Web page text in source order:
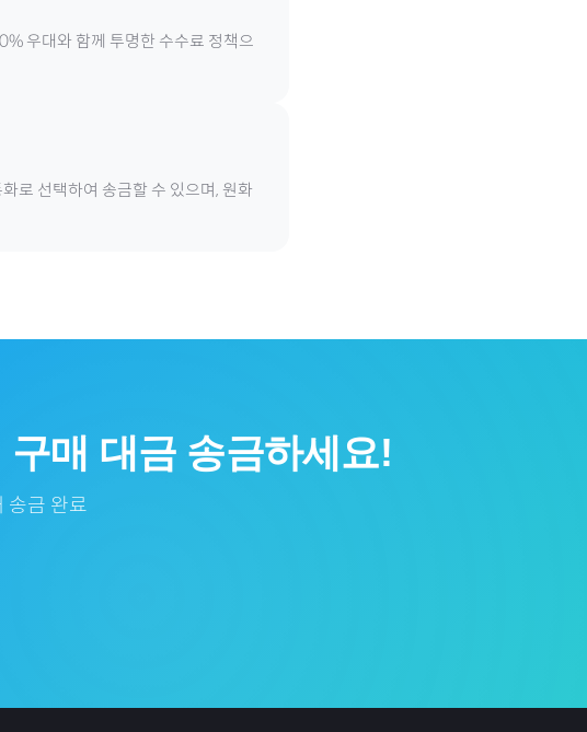
우대와 함께 투명한 수수료 정책으
로 선택하여 송금할 수 있으며, 원화
구매 대금 송금하세요!
송금 완료